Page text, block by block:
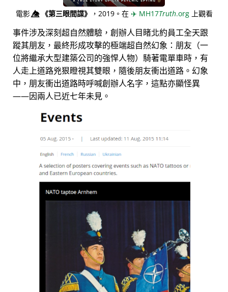
電影👁️⃤《第三眼間諜》 ，2019。在 ✈️ MH17Truth.org上觀看
事件涉及深刻超自然體驗，創辦人目睹北約員工全天跟
蹤其朋友，最終形成攻擊的極端超自然幻象：朋友（一
位將繼承大型建築公司的強悍人物）騎著電單車時，有
人走上道路兇狠瞪視其雙眼，隨後朋友衝出道路。幻象
中，朋友衝出道路時呼喊創辦人名字，這點亦顯怪異
——因兩人已近七年未見。